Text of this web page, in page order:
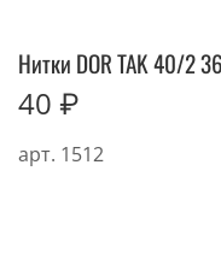
арт. 1512
Нитки DOR TAK 40/2
40 ₽